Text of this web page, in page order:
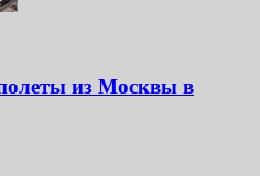
из Москвы в